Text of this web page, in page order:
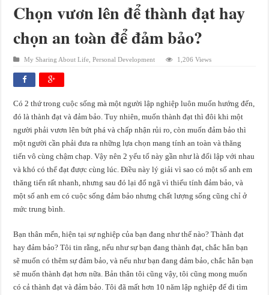
Chọn vươn lên để thành đạt hay
chọn an toàn để đảm bảo?
My Sharing About Life ,Personal Development 1,206 Views
Có 2 thứ trong cuộc sống mà một người lập nghiệp luôn muốn hướng đến,
đó là thành đạt và đảm bảo. Tuy nhiên, muốn thành đạt thì đôi khi một
người phải vươn lên bứt phá và chấp nhận rủi ro, còn muốn đảm bảo thì
một người cần phải đưa ra những lựa chọn mang tính an toàn và thăng
tiến vô cùng chậm chạp. Vậy nên 2 yếu tố này gần như là đối lập với nhau
và khó có thể đạt được cùng lúc. Điều này lý giải vì sao có một số anh em
thăng tiến rất nhanh, nhưng sau đó lại đổ ngã vì thiếu tính đảm bảo, và
một số anh em có cuộc sống đảm bảo nhưng chất lượng sống cũng chỉ ở
mức trung bình.
Bạn thân mến, hiện tại sự nghiệp của bạn đang như thế nào? Thành đạt
hay đảm bảo? Tôi tin rằng, nếu như sự bạn đang thành đạt, chắc hẳn bạn
sẽ muốn có thêm sự đảm bảo, và nếu như bạn đang đảm bảo, chắc hẳn bạn
sẽ muốn thành đạt hơn nữa. Bản thân tôi cũng vậy, tôi cũng mong muốn
có cả thành đạt và đảm bảo. Tôi đã mất hơn 10 năm lập nghiệp để đi tìm